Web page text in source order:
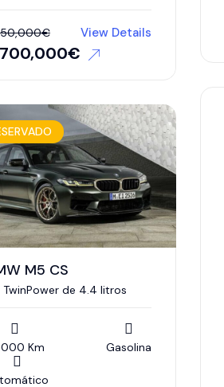
€
€
View Details
M5 CS
TwinPower de 4.4 litros
Km Gasolina